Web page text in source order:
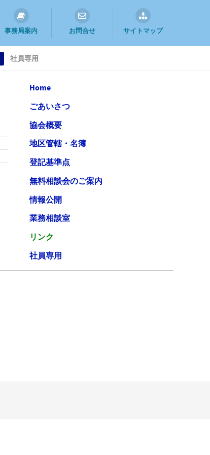
事務局案内 お問合せ サイトマップ
社員専用
Home
ごあいさつ
協会概要
地区管轄・名簿
登記基準点
無料相談会のご案内
情報公開
業務相談室
リンク
社員専用